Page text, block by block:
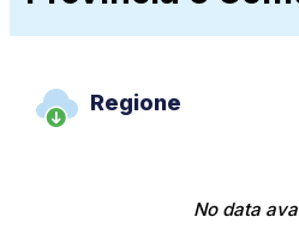
Regione
No data